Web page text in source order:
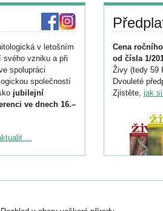
v letošním
vzniku a při
spolupráci
společností
jubilejní
ve dnech 16.–
ke konferenci
do 6. září.
...
Cena
od čísla 1/
Živy (tedy 59
Dvouleté
Zjistěte, jak